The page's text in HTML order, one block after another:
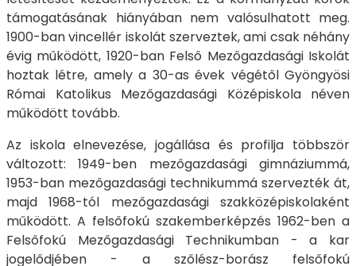
támogatásának hiányában nem valósulhatott meg.
1900-ban vincellér iskolát szerveztek, ami csak néhány
évig működött, 1920-ban Felső Mezőgazdasági Iskolát
hoztak létre, amely a 30-as évek végétől Gyöngyösi
Római Katolikus Mezőgazdasági Középiskola néven
működött tovább.
Az iskola elnevezése, jogállása és profilja többször
változott: 1949-ben mezőgazdasági gimnáziummá,
1953-ban mezőgazdasági technikummá szervezték át,
majd 1968-tól mezőgazdasági szakközépiskolaként
működött. A felsőfokú szakemberképzés 1962-ben a
Felsőfokú Mezőgazdasági Technikumban - a kar
jogelődjében - a szőlész-borász felsőfokú